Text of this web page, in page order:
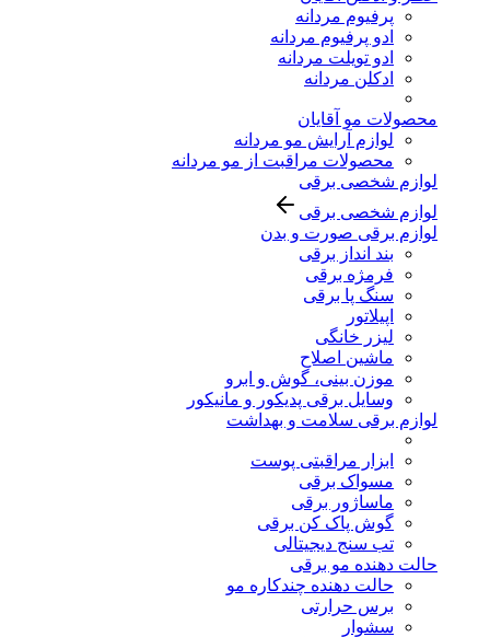
پرفیوم مردانه
ادو پرفیوم مردانه
ادو تویلت مردانه
ادکلن مردانه
محصولات مو آقایان
لوازم آرایش مو مردانه
محصولات مراقبت از مو مردانه
لوازم شخصی برقی
لوازم شخصی برقی
لوازم برقی صورت و بدن
بند انداز برقی
فرمژه برقی
سنگ پا برقی
اپیلاتور
لیزر خانگی
ماشین اصلاح
موزن بینی، گوش و ابرو
وسایل برقی پدیکور و مانیکور
لوازم برقی سلامت و بهداشت
ابزار مراقبتی پوست
مسواک برقی
ماساژور برقی
گوش پاک کن برقی
تب سنج دیجیتالی
حالت دهنده مو برقی
حالت دهنده چندکاره مو
برس حرارتی
سشوار